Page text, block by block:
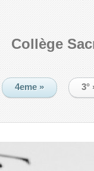
Collège
4eme» 3°